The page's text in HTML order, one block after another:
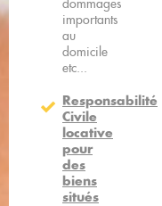
dommages
importants
au
domicile
etc...
Responsabilité
Civile
locative
pour
des
biens
situés